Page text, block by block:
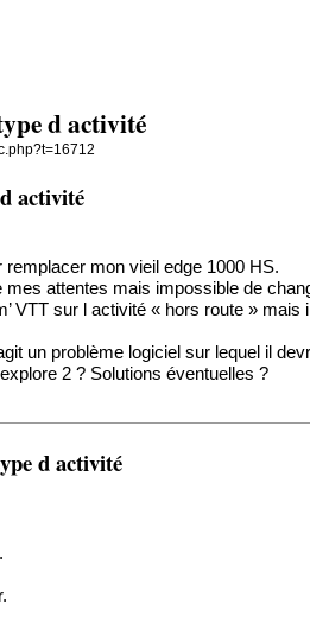
d activité
activité
remplacer mon vieiledge 1000 HS.
attentes mais impossible de
VTT sur l activité « hors route »
un problème logiciel sur lequel il
2 ? Solutions éventuelles ?
d activité